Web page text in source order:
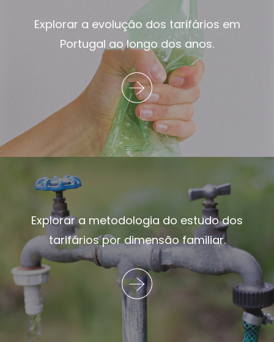
Explorar a evolução dos tarifários em
Portugal ao longo dos anos.
Explorar a metodologia do estudo dos
tarifários por dimensão familiar.